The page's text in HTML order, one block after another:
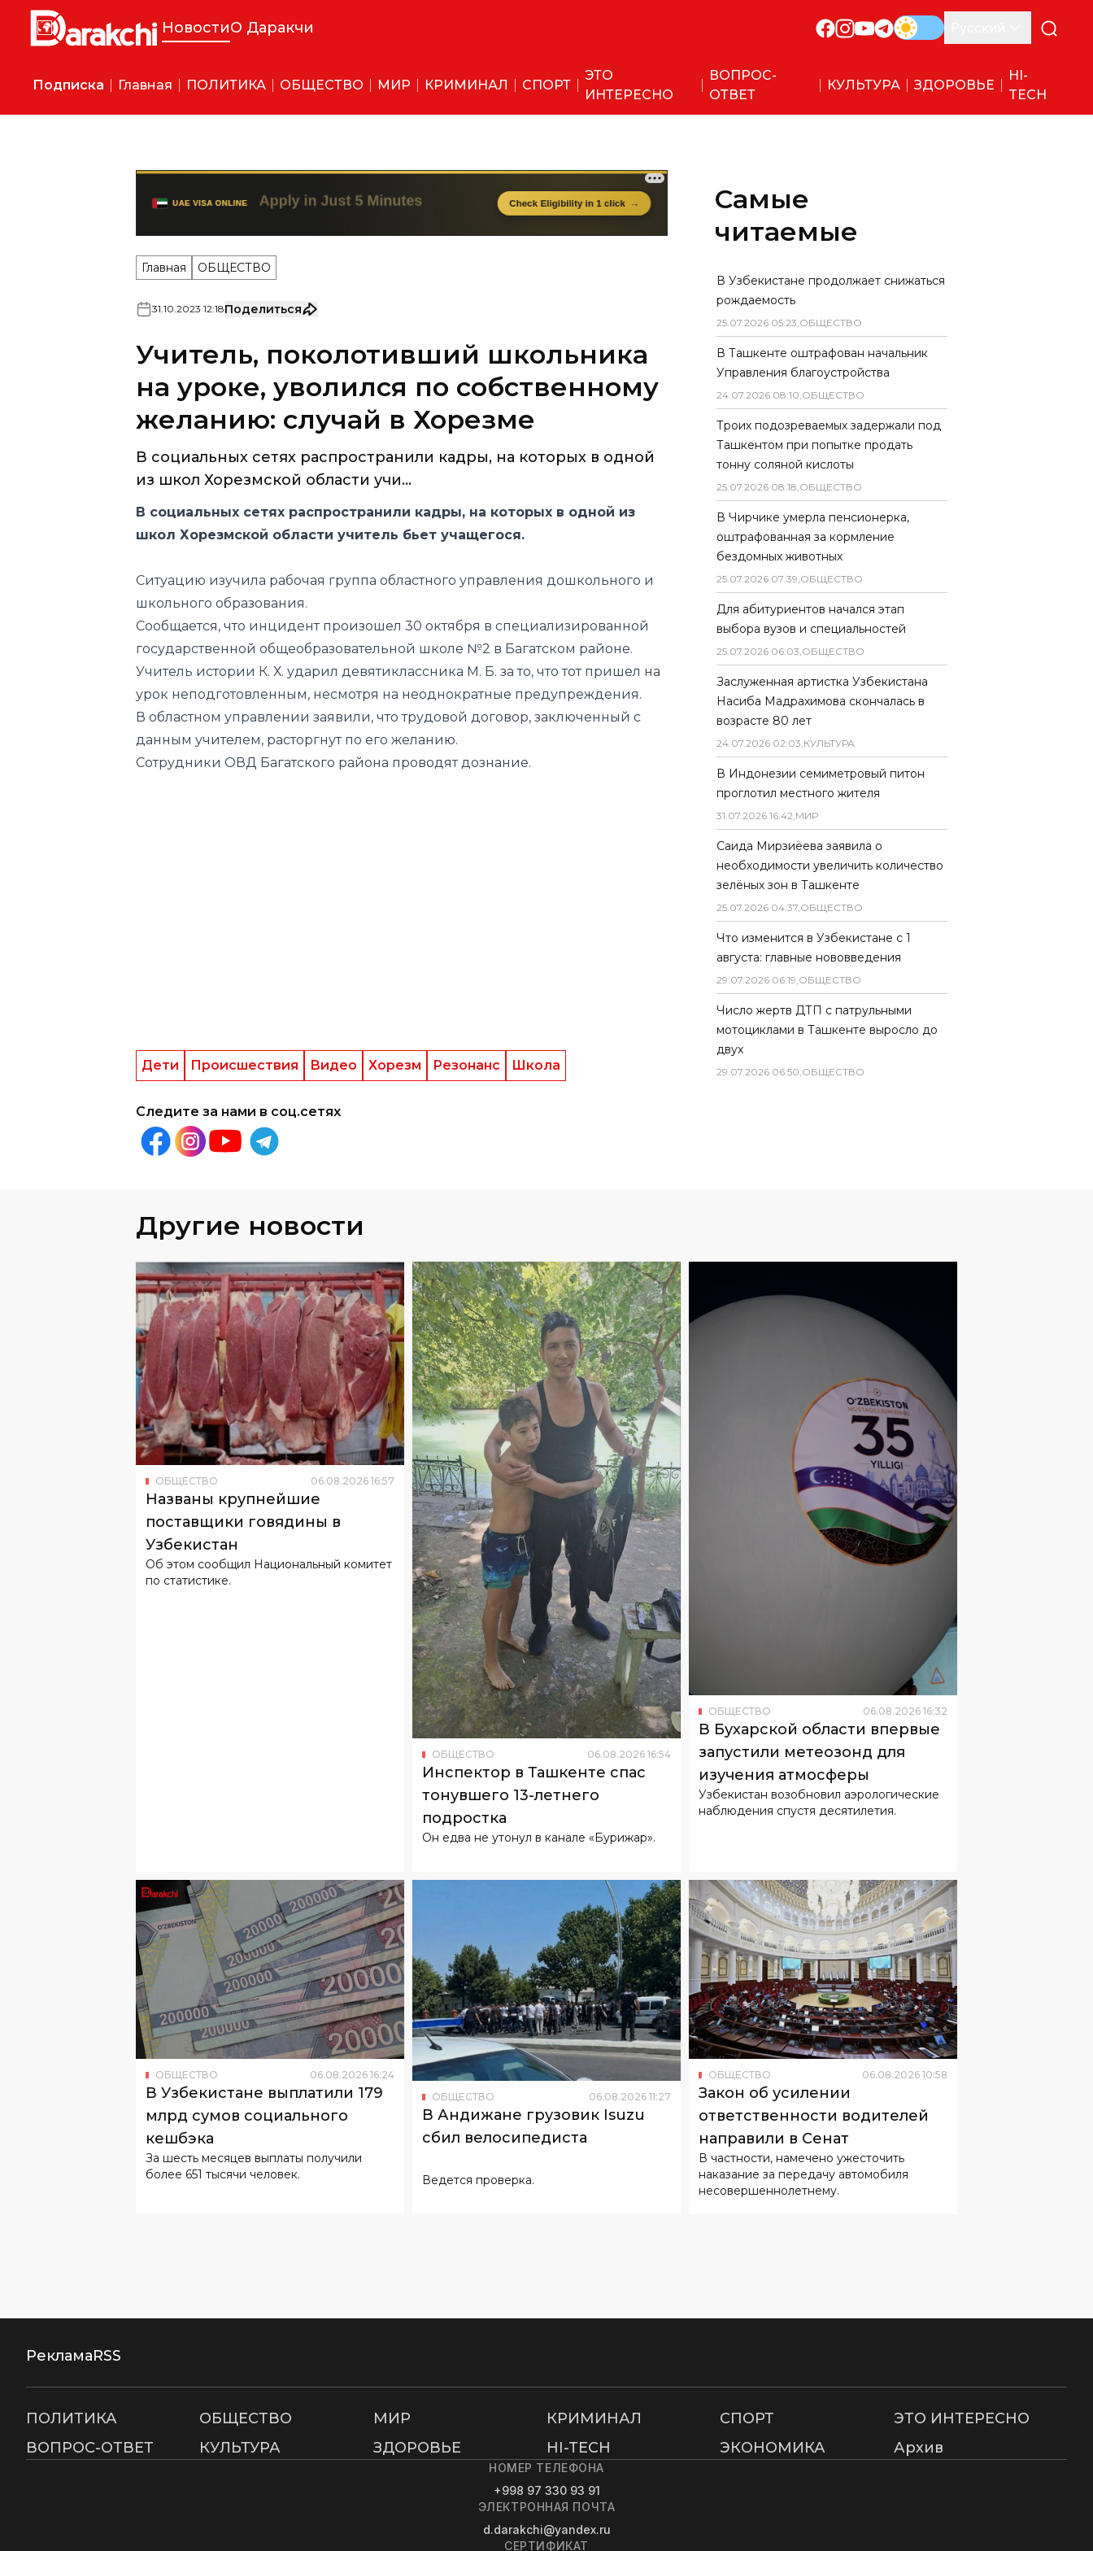
НовостиО Даракчи
Подписка Главная ПОЛИТИКА ОБЩЕСТВО МИР КРИМИНАЛ СПОРТ
ЭТО
ИНТЕРЕСНО
ВОПРОС-
ОТВЕТ
КУЛЬТУРА ЗДОРОВЬЕ
HI-
TECH
Главная ОБЩЕСТВО
31 10 2023 12:18Поделиться
Учитель, поколотивший школьника
на уроке, уволился по собственному
желанию: случай в Хорезме
В социальных сетях распространили кадры, на которых в одной
из школ Хорезмской области учи...
В социальных сетях распространили кадры, на которых в одной из
школ Хорезмской области учитель бьет учащегося.
Ситуацию изучила рабочая группа областного управления дошкольного и
школьного образования.
Сообщается, что инцидент произошел 30 октября в специализированной
государственной общеобразовательной школе №2 в Багатском районе.
Учитель истории К. Х. ударил девятиклассника М. Б. за то, что тот пришел на
урок неподготовленным, несмотря на неоднократные предупреждения.
В областном управлении заявили, что трудовой договор, заключенный с
данным учителем, расторгнут по его желанию.
Сотрудники ОВД Багатского района проводят дознание.
Дети Происшествия Видео Хорезм Резонанс Школа
Следите за нами в соц.сетях
Самые
читаемые
В Узбекистане продолжает снижаться
рождаемость
25.07.2026 05:23,ОБЩЕСТВО
В Ташкенте оштрафован начальник
Управления благоустройства
24.07.2026 08:10,ОБЩЕСТВО
Троих подозреваемых задержали под
Ташкентом при попытке продать
тонну соляной кислоты
25.07.2026 08:18,ОБЩЕСТВО
В Чирчике умерла пенсионерка,
оштрафованная за кормление
бездомных животных
25.07.2026 07:39,ОБЩЕСТВО
Для абитуриентов начался этап
выбора вузов и специальностей
25.07.2026 06:03,ОБЩЕСТВО
Заслуженная артистка Узбекистана
Насиба Мадрахимова скончалась в
возрасте 80 лет
24.07.2026 02:03,КУЛЬТУРА
В Индонезии семиметровый питон
проглотил местного жителя
31.07.2026 16:42,МИР
Саида Мирзиёева заявила о
необходимости увеличить количество
зелёных зон в Ташкенте
25.07.2026 04:37,ОБЩЕСТВО
Что изменится в Узбекистане с 1
августа: главные нововведения
29.07.2026 06:19,ОБЩЕСТВО
Число жертв ДТП с патрульными
мотоциклами в Ташкенте выросло до
двух
29.07.2026 06:50,ОБЩЕСТВО
Другие новости
ОБЩЕСТВО 06.08.2026 16:57
Названы крупнейшие
поставщики говядины в
Узбекистан
Об этом сообщил Национальный комитет
по статистике.
ОБЩЕСТВО 06.08.2026 16:54
Инспектор в Ташкенте спас
тонувшего 13-летнего
подростка
Он едва не утонул в канале «Бурижар».
ОБЩЕСТВО 06.08.2026 16:32
В Бухарской области впервые
запустили метеозонд для
изучения атмосферы
Узбекистан возобновил аэрологические
наблюдения спустя десятилетия.
ОБЩЕСТВО 06.08.2026 16:24
В Узбекистане выплатили 179
млрд сумов социального
кешбэка
За шесть месяцев выплаты получили
более 651 тысячи человек.
ОБЩЕСТВО 06.08.2026 11:27
В Андижане грузовик Isuzu
сбил велосипедиста
Ведется проверка.
ОБЩЕСТВО 06.08.2026 10:58
Закон об усилении
ответственности водителей
направили в Сенат
В частности, намечено ужесточить
наказание за передачу автомобиля
несовершеннолетнему.
РекламаRSS
ПОЛИТИКА ОБЩЕСТВО МИР КРИМИНАЛ СПОРТ
ЭТО ИНТЕРЕСНО
ВОПРОС-ОТВЕТ
КУЛЬТУРА ЗДОРОВЬЕ HI-TECH ЭКОНОМИКА Архив
НОМЕР ТЕЛЕФОНА
+998 97 330 93 91
ЭЛЕКТРОННАЯ ПОЧТА
d.darakchi@yandex.ru
СЕРТИФИКАТ